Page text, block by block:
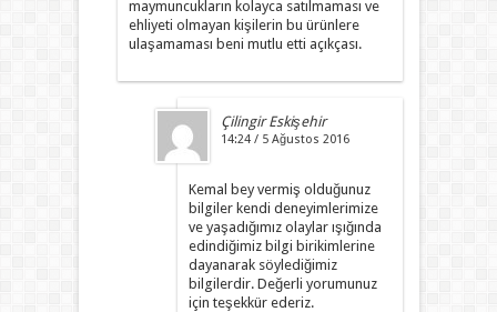
maymuncukların kolayca satılmaması ve
ehliyeti olmayan kişilerin bu ürünlere
ulaşamaması beni mutlu etti açıkçası.
Çilingir Eskişehir
14:24 / 5 Ağustos 2016
Kemal bey vermiş olduğunuz
bilgiler kendi deneyimlerimize
ve yaşadığımız olaylar ışığında
edindiğimiz bilgi birikimlerine
dayanarak söylediğimiz
bilgilerdir. Değerli yorumunuz
için teşekkür ederiz.